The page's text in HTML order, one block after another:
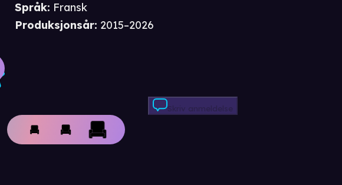
Skriv anmeldelse
Språk: Fransk
Produksjonsår: 2015–2026